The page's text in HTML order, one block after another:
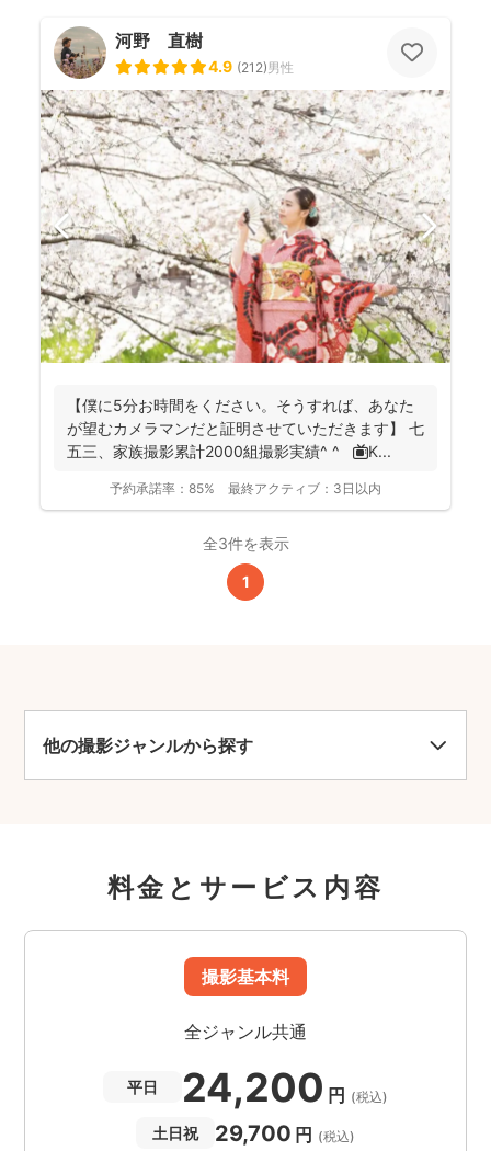
河野 直樹
4.9 (212)男性
【僕に5分お時間をください。そうすれば、あなた
が望むカメラマンだと証明させていただきます】 七
五三、家族撮影累計2000組撮影実績^ ^ 📺K...
予約承諾率： 85% 最終アクティブ： 3日以内
全3件を表示
1
他の撮影ジャンルから探す
料金とサービス内容
撮影基本料
全ジャンル共通
平日 24,200 円 (税込)
土日祝 29,700 円 (税込)